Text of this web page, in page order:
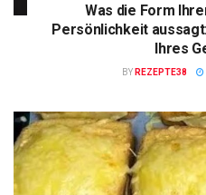
Was die Form
Persönlichkeit
Ihres
BY REZEPTE38